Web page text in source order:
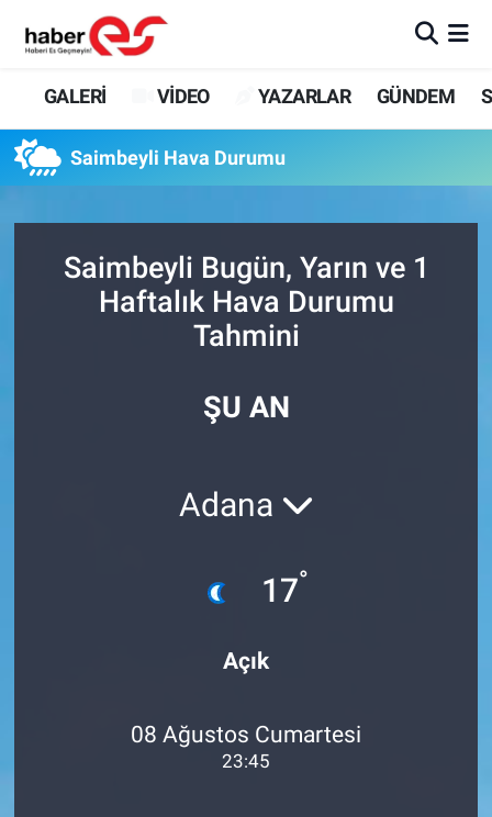
GALERİ VİDEO YAZARLAR GÜNDEM
Saimbeyli Hava Durumu
Saimbeyli Bugün, Yarın ve 1
Haftalık Hava Durumu
Tahmini
ŞU AN
Adana
17°
Açık
08 Ağustos Cumartesi
23:45
GALERİ
GÜNDEM
SİYASET
Eskişehir Nöbetçi Eczaneler
Süper Lig Puan Durumu ve Fikstür
Tüm Manşetler